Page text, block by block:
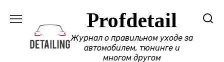
содержанию
Profdetail
Журнал о правильном уходе за
автомобилем, тюнинге и
многом другом